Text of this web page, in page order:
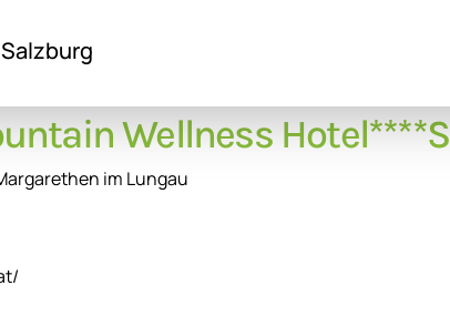
Wellness Hotel****S
im Lungau